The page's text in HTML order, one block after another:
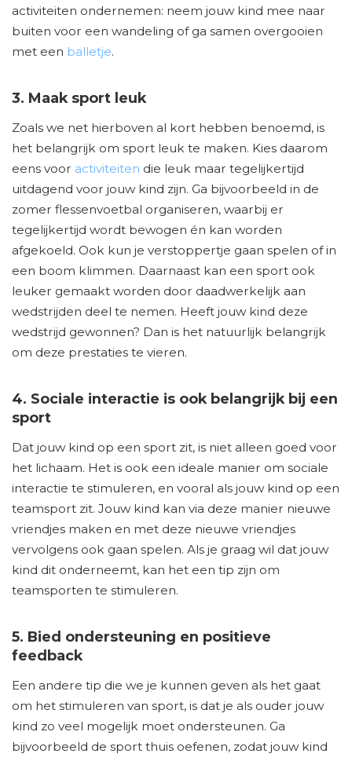
activiteiten ondernemen: neem jouw kind mee naar
buiten voor een wandeling of ga samen overgooien
met een balletje.
3. Maak sport leuk
Zoals we net hierboven al kort hebben benoemd, is
het belangrijk om sport leuk te maken. Kies daarom
eens voor activiteiten die leuk maar tegelijkertijd
uitdagend voor jouw kind zijn. Ga bijvoorbeeld in de
zomer flessenvoetbal organiseren, waarbij er
tegelijkertijd wordt bewogen én kan worden
afgekoeld. Ook kun je verstoppertje gaan spelen of in
een boom klimmen. Daarnaast kan een sport ook
leuker gemaakt worden door daadwerkelijk aan
wedstrijden deel te nemen. Heeft jouw kind deze
wedstrijd gewonnen? Dan is het natuurlijk belangrijk
om deze prestaties te vieren.
4. Sociale interactie is ook belangrijk bij een
sport
Dat jouw kind op een sport zit, is niet alleen goed voor
het lichaam. Het is ook een ideale manier om sociale
interactie te stimuleren, en vooral als jouw kind op een
teamsport zit. Jouw kind kan via deze manier nieuwe
vriendjes maken en met deze nieuwe vriendjes
vervolgens ook gaan spelen. Als je graag wil dat jouw
kind dit onderneemt, kan het een tip zijn om
teamsporten te stimuleren.
5. Bied ondersteuning en positieve
feedback
Een andere tip die we je kunnen geven als het gaat
om het stimuleren van sport, is dat je als ouder jouw
kind zo veel mogelijk moet ondersteunen. Ga
bijvoorbeeld de sport thuis oefenen, zodat jouw kind